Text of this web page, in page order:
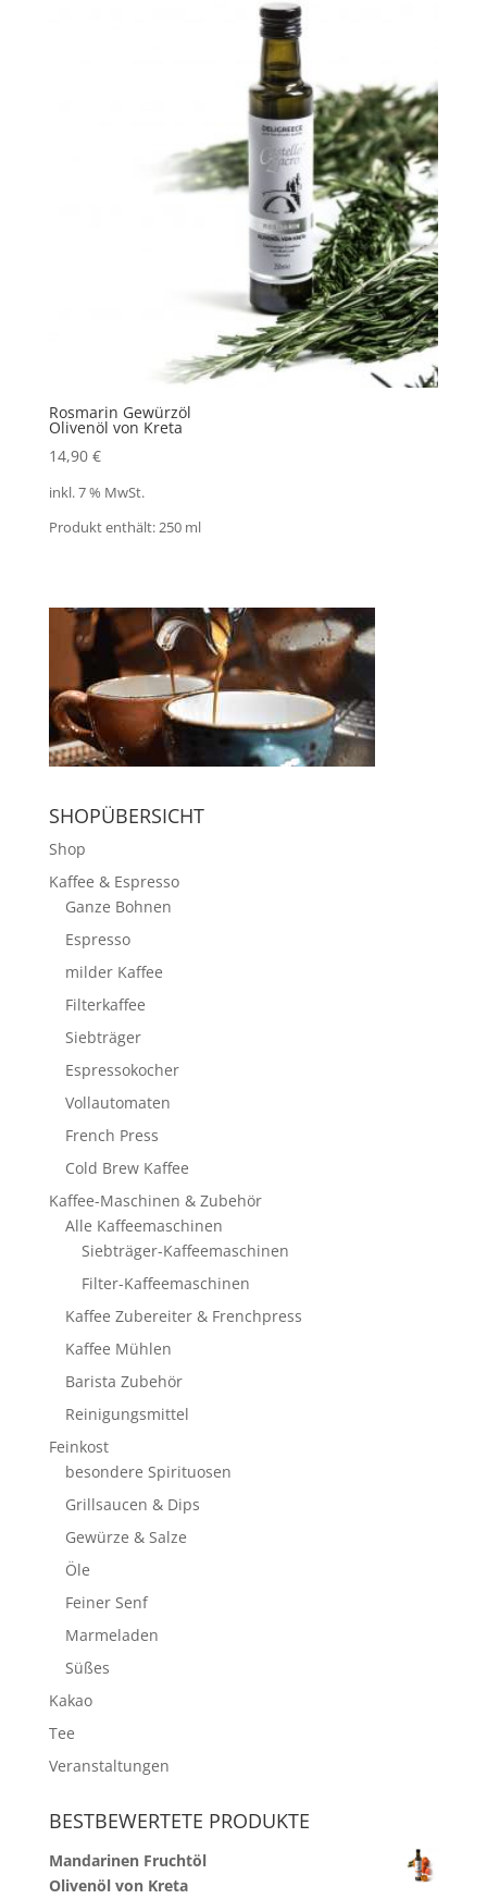
Rosmarin Gewürzöl
Olivenöl von Kreta
14,90 €
inkl. 7 % MwSt.
Produkt enthält: 250 ml
SHOPÜBERSICHT
Shop
Kaffee & Espresso
Ganze Bohnen
Espresso
milder Kaffee
Filterkaffee
Siebträger
Espressokocher
Vollautomaten
French Press
Cold Brew Kaffee
Kaffee-Maschinen & Zubehör
Alle Kaffeemaschinen
Siebträger-Kaffeemaschinen
Filter-Kaffeemaschinen
Kaffee Zubereiter & Frenchpress
Kaffee Mühlen
Barista Zubehör
Reinigungsmittel
Feinkost
besondere Spirituosen
Grillsaucen & Dips
Gewürze & Salze
Öle
Feiner Senf
Marmeladen
Süßes
Kakao
Tee
Veranstaltungen
BESTBEWERTETE PRODUKTE
Mandarinen Fruchtöl
Olivenöl von Kreta